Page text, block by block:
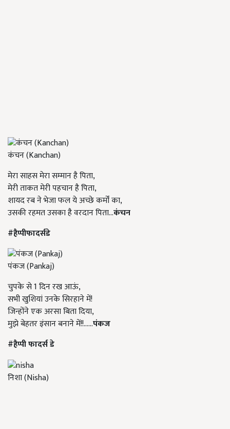
कंचन (Kanchan)
मेरा साहस मेरा सम्मान है पिता,
मेरी ताकत मेरी पहचान है पिता,
शायद रब ने भेजा फल ये अच्छे कर्मों का,
उसकी रहमत उसका है वरदान पिता...कंचन
#हैप्पीफादर्सडे
पंकज (Pankaj)
चुपके से 1 दिन रख आऊं,
सभी खुशियां उनके सिरहाने में!
जिन्होंने एक अरसा बिता दिया,
मुझे बेहतर इंसान बनाने में!!......पंकज
#हैप्पी फादर्स डे
निशा (Nisha)